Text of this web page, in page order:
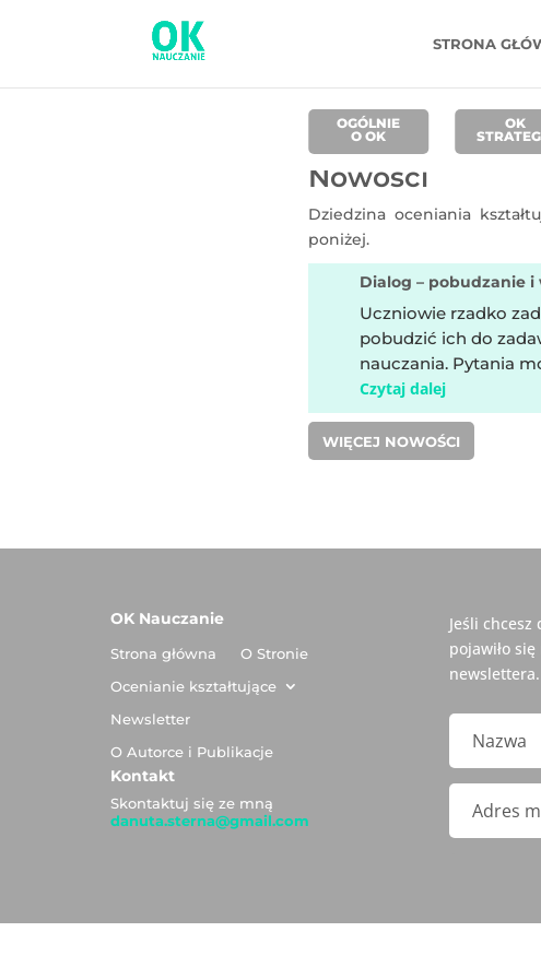
STRONA
Nowości
Dziedzina oceniania
poniżej.
Dialog – pobudzanie
Uczniowie rzadko
pobudzić ich do
nauczania. Pytania
Czytaj dalej
WIĘCEJ NOWOŚCI
OGÓLNIE
O OK
OK
OK Nauczanie
Strona główna
O Stronie
Ocenianie kształtujące
Newsletter
O Autorce i Publikacje
Kontakt
Skontaktuj się ze mną
danuta.sterna@gmail.com
Jeśli
pojawiło